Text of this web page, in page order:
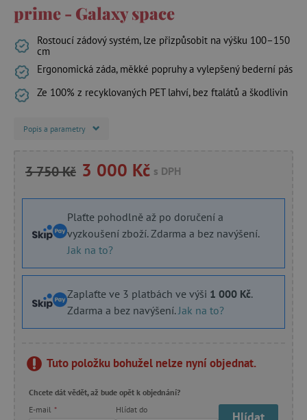
prime - Galaxy space
Rostoucí zádový systém, lze přizpůsobit na výšku 100–150
cm
Ergonomická záda, měkké popruhy a vylepšený bederní pás
Ze 100% z recyklovaných PET lahví, bez ftalátů a škodlivin
Popis a parametry
3 750 Kč 3 000 Kč s DPH
Plaťte pohodlně až po doručení a
vyzkoušení zboží. Zdarma a bez navýšení.
Jak na to?
Zaplaťte ve 3 platbách ve výši 1 000 Kč.
Zdarma a bez navýšení. Jak na to?
Tuto položku bohužel nelze nyní objednat.
Chcete dát vědět, až bude opět k objednání?
E-mail * Hlídat do Hlídat